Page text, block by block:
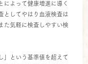
によって健康増進に導く
としてやはり血液検査は
た気軽に検査しやすい検
」という基準値を超えて